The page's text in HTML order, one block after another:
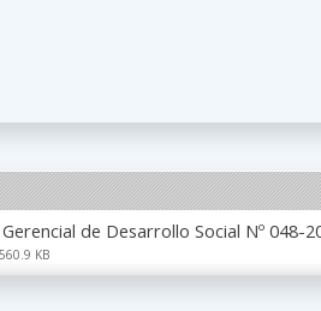
de Desarrollo Social Nº 048-
KB